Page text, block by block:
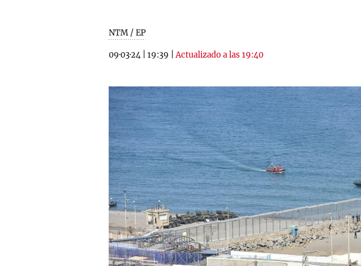
NTM / EP
09·03·24 19:39 |Actualizado a las 19:40